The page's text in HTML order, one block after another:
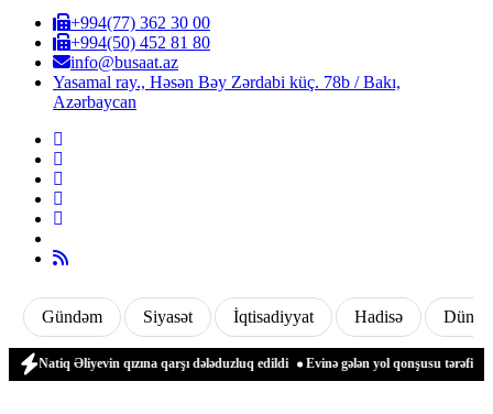
+994(77) 362 30 00
+994(50) 452 81 80
info@busaat.az
Yasamal ray., Həsən Bəy Zərdabi küç. 78b / Bakı,
Azərbaycan
Gündəm Siyasət İqtisadiyyat Hadisə Dünya
Əliyevin qızına qarşı dələduzluq edildi Evinə gələn yol qonşusu tərəfindən